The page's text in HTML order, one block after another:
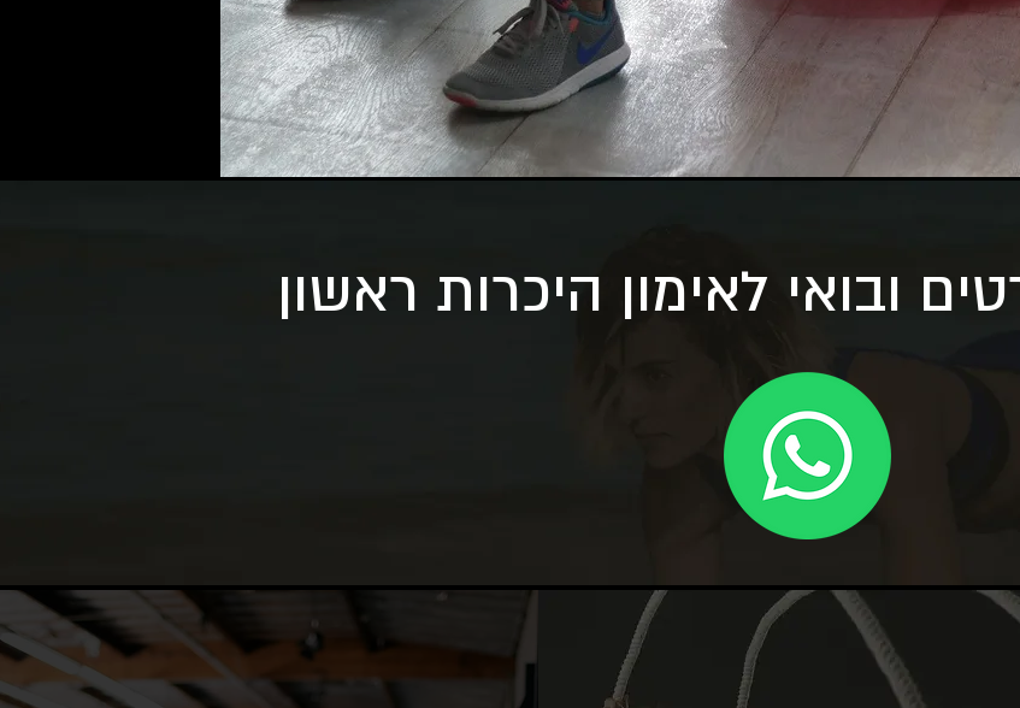
ובואי לאימון היכרות ראשון